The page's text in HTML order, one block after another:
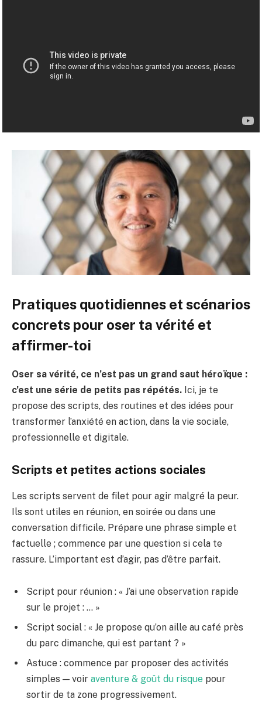
Pratiques quotidiennes et scénarios
concrets pour oser ta vérité et
affirmer-toi
Oser sa vérité, ce n’est pas un grand saut héroïque :
c’est une série de petits pas répétés. Ici, je te
propose des scripts, des routines et des idées pour
transformer l’anxiété en action, dans la vie sociale,
professionnelle et digitale.
Scripts et petites actions sociales
Les scripts servent de filet pour agir malgré la peur.
Ils sont utiles en réunion, en soirée ou dans une
conversation difficile. Prépare une phrase simple et
factuelle ; commence par une question si cela te
rassure. L’important est d’agir, pas d’être parfait.
Script pour réunion : « J’ai une observation rapide
sur le projet : … »
Script social : « Je propose qu’on aille au café près
du parc dimanche, qui est partant ? »
Astuce : commence par proposer des activités
simples — voir aventure & goût du risque pour
sortir de ta zone progressivement.